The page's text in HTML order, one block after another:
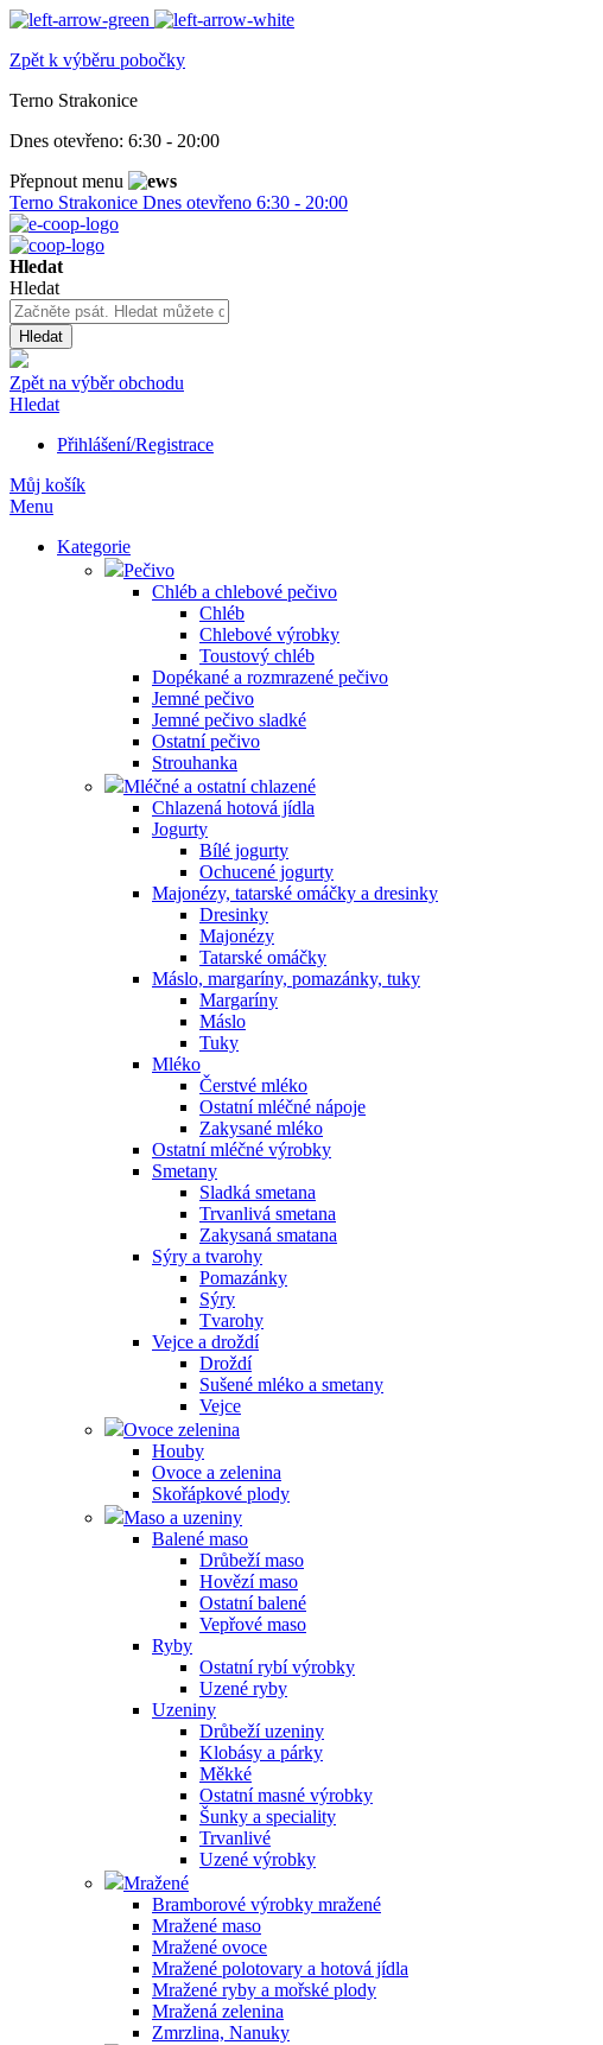
Zpět k výběru pobočky
Terno Strakonice
Dnes otevřeno: 6:30 - 20:00
Přepnout menu
Terno Strakonice Dnes otevřeno 6:30 - 20:00
Hledat
Hledat
Hledat
Zpět na výběr obchodu
Hledat
Přihlášení/Registrace
Můj košík
Menu
Kategorie
Pečivo
Chléb a chlebové pečivo
Chléb
Chlebové výrobky
Toustový chléb
Dopékané a rozmrazené pečivo
Jemné pečivo
Jemné pečivo sladké
Ostatní pečivo
Strouhanka
Mléčné a ostatní chlazené
Chlazená hotová jídla
Jogurty
Bílé jogurty
Ochucené jogurty
Majonézy, tatarské omáčky a dresinky
Dresinky
Majonézy
Tatarské omáčky
Máslo, margaríny, pomazánky, tuky
Margaríny
Máslo
Tuky
Mléko
Čerstvé mléko
Ostatní mléčné nápoje
Zakysané mléko
Ostatní mléčné výrobky
Smetany
Sladká smetana
Trvanlivá smetana
Zakysaná smatana
Sýry a tvarohy
Pomazánky
Sýry
Tvarohy
Vejce a droždí
Droždí
Sušené mléko a smetany
Vejce
Ovoce zelenina
Houby
Ovoce a zelenina
Skořápkové plody
Maso a uzeniny
Balené maso
Drůbeží maso
Hovězí maso
Ostatní balené
Vepřové maso
Ryby
Ostatní rybí výrobky
Uzené ryby
Uzeniny
Drůbeží uzeniny
Klobásy a párky
Měkké
Ostatní masné výrobky
Šunky a speciality
Trvanlivé
Uzené výrobky
Mražené
Bramborové výrobky mražené
Mražené maso
Mražené ovoce
Mražené polotovary a hotová jídla
Mražené ryby a mořské plody
Mražená zelenina
Zmrzlina, Nanuky